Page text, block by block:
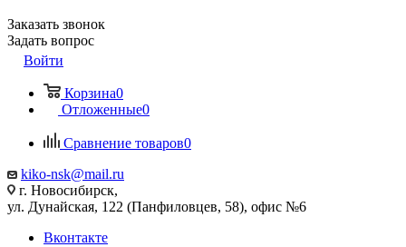
Заказать звонок
Задать вопрос
Войти
Корзина0
Отложенные0
Сравнение товаров0
kiko-nsk@mail.ru
г. Новосибирск,
ул. Дунайская, 122 (Панфиловцев, 58), офис №6
Вконтакте